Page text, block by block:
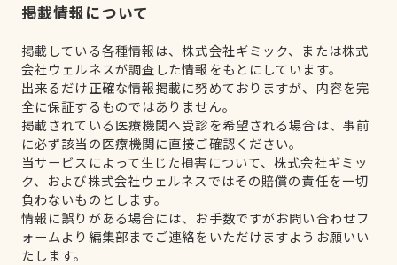
掲載情報について
掲載している各種情報は、株式会社ギミック、または株式
会社ウェルネスが調査した情報をもとにしています。
出来るだけ正確な情報掲載に努めておりますが、内容を完
全に保証するものではありません。
掲載されている医療機関へ受診を希望される場合は、事前
に必ず該当の医療機関に直接ご確認ください。
当サービスによって生じた損害について、株式会社ギミッ
ク、および株式会社ウェルネスではその賠償の責任を一切
負わないものとします。
情報に誤りがある場合には、お手数ですがお問い合わせフ
ォームより編集部までご連絡をいただけますようお願いい
たします。